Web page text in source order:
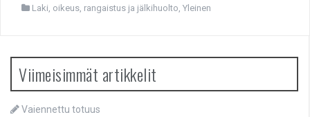
Laki, oikeus, rangaistus ja jälkihuolto Yleinen
Viimeisimmät artikkelit
Vaiennettu totuus